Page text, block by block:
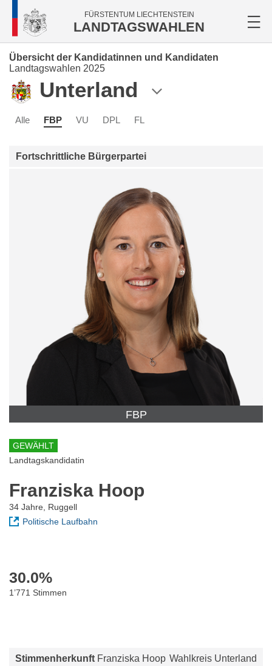
FÜRSTENTUM LIECHTENSTEIN
LANDTAGSWAHLEN
Übersicht der Kandidatinnen und Kandidaten
Landtagswahlen 2025
Unterland
Alle FBP VU DPL FL
Fortschrittliche Bürgerpartei
FBP
GEWÄHLT
Landtagskandidatin
Franziska Hoop
34 Jahre, Ruggell
Politische Laufbahn
30.0%
1’771 Stimmen
Stimmenherkunft Franziska Hoop Wahlkreis Unterland